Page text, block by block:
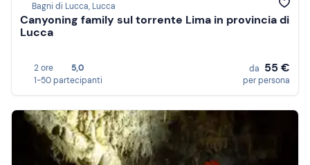
Bagni di Lucca, Lucca
Canyoning family sul torrente Lima in provincia di
Lucca
2 ore
5,0
1-50 partecipanti
da 55 €
per persona